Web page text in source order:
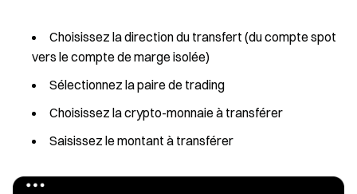
Choisissez la direction du transfert (du compte spot
vers le compte de marge isolée)
Sélectionnez la paire de trading
Choisissez la crypto-monnaie à transférer
Saisissez le montant à transférer